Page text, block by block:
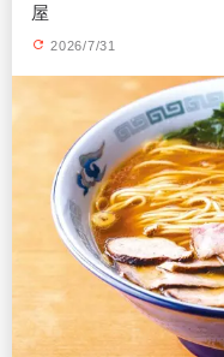
屋
2026/7/31